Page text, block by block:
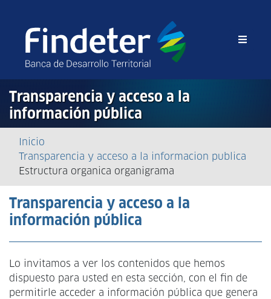
Transparencia y acceso a la
información pública
Sobrescribir
enlaces
de
ayuda
a
navegación
Inicio
Transparencia y acceso a la informacion publica
Estructura organica organigrama
Transparencia y acceso a la
información pública
Lo invitamos a ver los contenidos que hemos
dispuesto para usted en esta sección, con el fin de
permitirle acceder a información pública que genera